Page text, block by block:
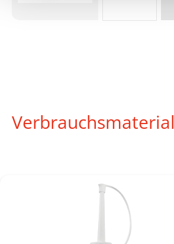
Verbrauchsmaterial